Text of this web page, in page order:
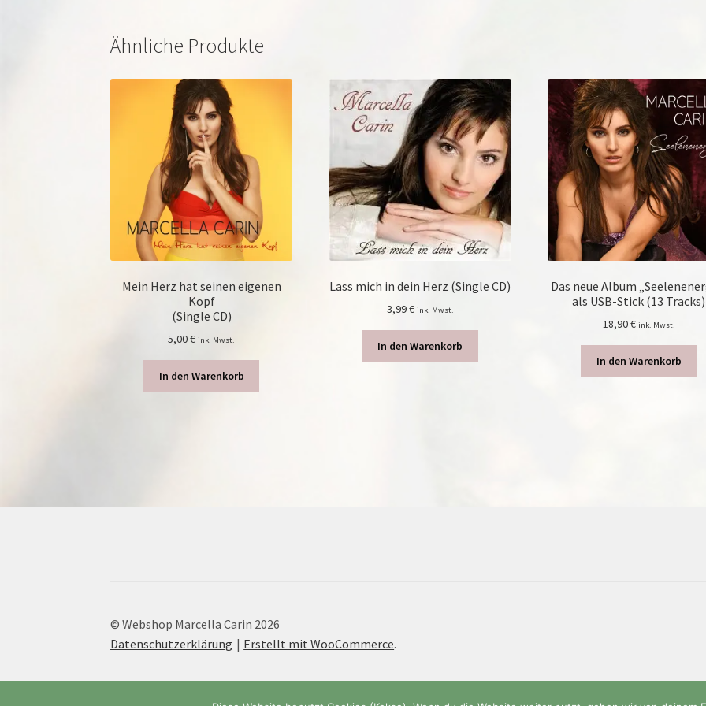
Ähnliche Produkte
Mein Herz hat seinen eigenen
Kopf
(Single CD)
5,00€ ink. Mwst.
In den Warenkorb
Lass mich in dein Herz (Single CD)
3,99€ ink. Mwst.
In den Warenkorb
Das neue Album
als USB-Stick (13 Tracks)
18,90€ ink. Mwst.
In den Warenkorb
© Webshop Marcella Carin 2026
Datenschutzerklärung
Erstellt mit WooCommerce.